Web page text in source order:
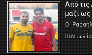
Από τις
μαζί ως
Ο